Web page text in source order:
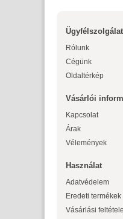
Ügyfélszolgálat
Rólunk
Cégünk
Oldaltérkép
Vásárlói
Kapcsolat
Árak
Vélemények
Használat
Adatvédelem
Eredeti termékek
Vásárlási